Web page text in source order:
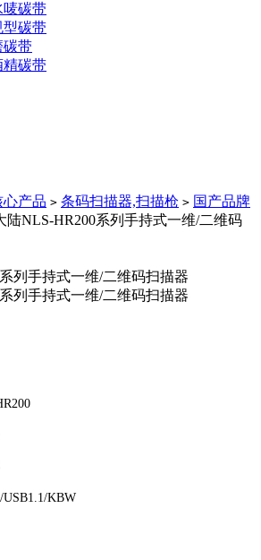
唛碳带
型碳带
碳带
精碳带
心产品 > 条码扫描器,扫描枪 > 国产品牌
陆NLS-HR200系列手持式一维/二维码
USB1.1/KBW